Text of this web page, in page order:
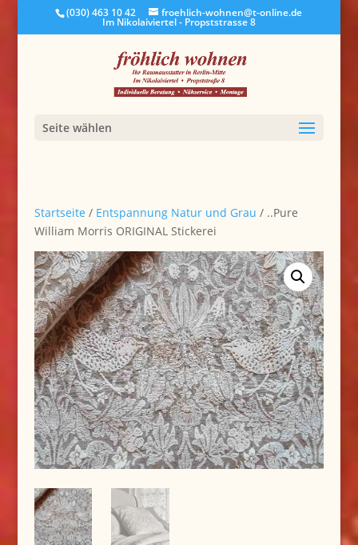
(030) 463 10 42 froehlich-wohnen@t-online.de
Im Nikolaiviertel - Propststrasse 8
Seite wählen
Startseite / Entspannung Natur und Grau / ..Pure
William Morris ORIGINAL Stickerei